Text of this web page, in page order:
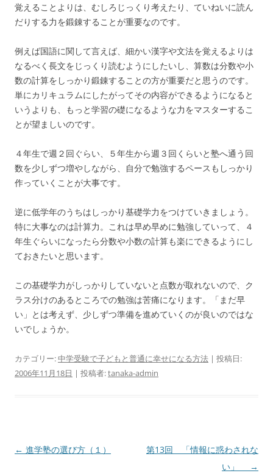
覚えることよりは、むしろじっくり考えたり、ていねいに読ん
だりする力を鍛錬することが重要なのです。
例えば国語に関して言えば、細かい漢字や文法を覚えるよりは
なるべく長文をじっくり読むようにしたいし、算数は分数や小
数の計算をしっかり鍛錬することの方が重要だと思うのです。
単にカリキュラムにしたがってその内容ができるようになると
いうよりも、もっと学習の礎になるような力をマスターするこ
とが望ましいのです。
４年生で週２回ぐらい、５年生から週３回くらいと塾へ通う回
数を少しずつ増やしながら、自分で勉強するペースもしっかり
作っていくことが大事です。
逆に低学年のうちはしっかり基礎学力をつけていきましょう。
特に大事なのは計算力。これは早め早めに勉強していって、４
年生ぐらいになったら分数や小数の計算も楽にできるようにし
ておきたいと思います。
この基礎学力がしっかりしていないと点数が取れないので、ク
ラス分けのあるところでの勉強は苦痛になります。「まだ早
い」とは考えず、少しずつ準備を進めていくのが良いのではな
いでしょうか。
カテゴリー:中学受験で子どもと普通に幸せになる方法 | 投稿日:
2006年11月18日 | 投稿者:tanaka-admin
投
← 進学塾の選び方（１）
第13回 「情報に惑わされな
い」
→